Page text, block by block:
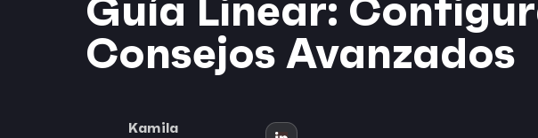
Guía Linear:
Consejos Avanzados
Kamila